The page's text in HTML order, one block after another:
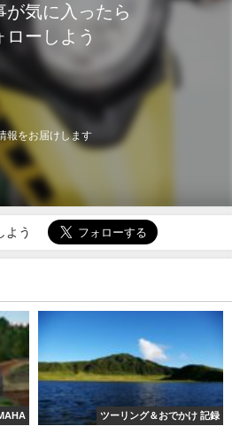
が気に入ったら
ローしよう
報をお届けします
よう
ツーリング＆おでかけ 記録